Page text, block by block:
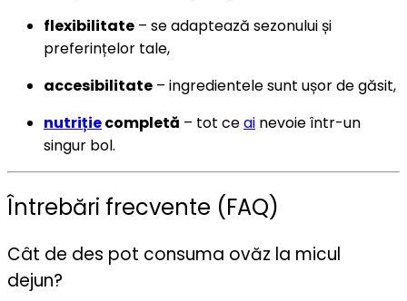
flexibilitate – se adaptează sezonului și
preferințelor tale,
accesibilitate – ingredientele sunt ușor de găsit,
nutrițiecompletă – tot ceai nevoie într-un
singur bol.
Întrebări frecvente (FAQ)
Cât de des pot consuma ovăz la micul
dejun?